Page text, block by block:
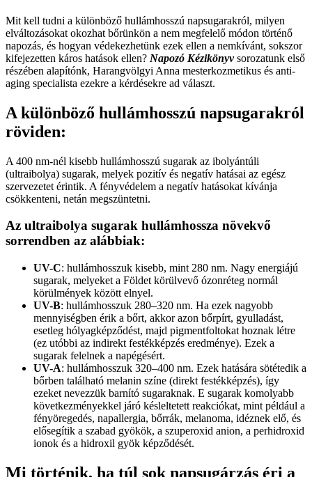
Mit kell tudni a különböző hullámhosszú napsugarakról, milyen
elváltozásokat okozhat bőrünkön a nem megfelelő módon történő
napozás, és hogyan védekezhetünk ezek ellen a nemkívánt, sokszor
kifejezetten káros hatások ellen? Napozó Kézikönyvsorozatunk első
részében alapítónk, Harangvölgyi Anna mesterkozmetikus és anti-
aging specialista ezekre a kérdésekre ad választ.
A különböző hullámhosszú napsugarakról
röviden:
A 400 nm-nél kisebb hullámhosszú sugarak az ibolyántúli
(ultraibolya) sugarak, melyek pozitív és negatív hatásai az egész
szervezetet érintik. A fényvédelem a negatív hatásokat kívánja
csökkenteni, netán megszüntetni.
Az ultraibolya sugarak hullámhossza növekvő
sorrendben az alábbiak:
UV-C: hullámhosszuk kisebb, mint 280 nm. Nagy energiájú
sugarak, melyeket a Földet körülvevő ózonréteg normál
körülmények között elnyel.
UV-B: hullámhosszuk 280–320 nm. Ha ezek nagyobb
mennyiségben érik a bőrt, akkor azon bőrpírt, gyulladást,
esetleg hólyagképződést, majd pigmentfoltokat hoznak létre
(ez utóbbi az indirekt festékképzés eredménye). Ezek a
sugarak felelnek a napégésért.
UV-A: hullámhosszuk 320–400 nm. Ezek hatására sötétedik a
bőrben található melanin színe (direkt festékképzés), így
ezeket nevezzük barnító sugaraknak. E sugarak komolyabb
következményekkel járó késleltetett reakciókat, mint például a
fényöregedés, napallergia, bőrrák, melanoma, idéznek elő, és
elősegítik a szabad gyökök, a szuperoxid anion, a perhidroxid
ionok és a hidroxil gyök képződését.
Mi történik, ha túl sok napsugárzás éri a